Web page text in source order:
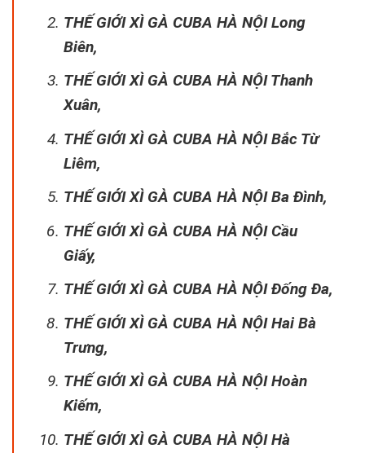
THẾ GIỚI XÌ GÀ CUBA HÀ NỘI Long
Biên,
THẾ GIỚI XÌ GÀ CUBA HÀ NỘI Thanh
Xuân,
THẾ GIỚI XÌ GÀ CUBA HÀ NỘI Bắc Từ
Liêm,
THẾ GIỚI XÌ GÀ CUBA HÀ NỘI Ba Đình,
THẾ GIỚI XÌ GÀ CUBA HÀ NỘI Cầu
Giấy,
THẾ GIỚI XÌ GÀ CUBA HÀ NỘI Đống Đa,
THẾ GIỚI XÌ GÀ CUBA HÀ NỘI Hai Bà
Trưng,
THẾ GIỚI XÌ GÀ CUBA HÀ NỘI Hoàn
Kiếm,
THẾ GIỚI XÌ GÀ CUBA HÀ NỘI Hà